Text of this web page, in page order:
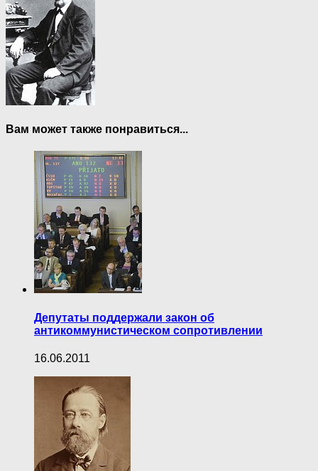
Вам может также понравиться...
Депутаты поддержали закон об
антикоммунистическом сопротивлении
16.06.2011